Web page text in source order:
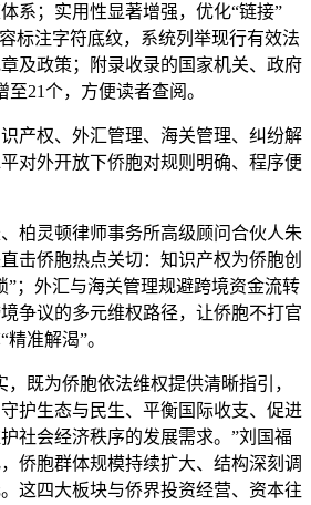
系；实用性显著增强，优化“链接”
标注字符底纹，系统列举现行有效法
及政策；附录收录的国家机关、政府
21个，方便读者查阅。
权、外汇管理、海关管理、纠纷解
对外开放下侨胞对规则明确、程序便
灵顿律师事务所高级顾问合伙人朱
击侨胞热点关切：知识产权为侨胞创
”；外汇与海关管理规避跨境资金流转
争议的多元维权路径，让侨胞不打官
准解渴”。
既为侨胞依法维权提供清晰指引，
护生态与民生、平衡国际收支、促进
社会经济秩序的发展需求。”刘国福
侨胞群体规模持续扩大、结构深刻调
这四大板块与侨界投资经营、资本往